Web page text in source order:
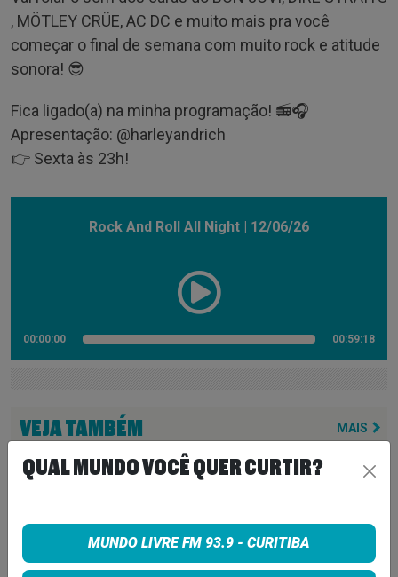
, MÖTLEY CRÜE, AC DC e muito mais pra você
começar o final de semana com muito rock e atitude
sonora! 😎
Fica ligado(a) na minha programação! 📻🎧
Apresentação: @‌harleyandrich
👉 Sexta às 23h!
Rock And Roll All Night | 12/06/26
00:00:00 00:59:18
VEJA TAMBÉM MAIS
ZZ TOP CANCELA SHOW APÓS
INTRANSPONÍVEIS” E DEIXA FÃS
SEM EXPLICAÇÕES
6 de agosto de 2026
QUAL MUNDO VOCÊ QUER CURTIR?
MUNDO LIVRE FM 93.9 - CURITIBA